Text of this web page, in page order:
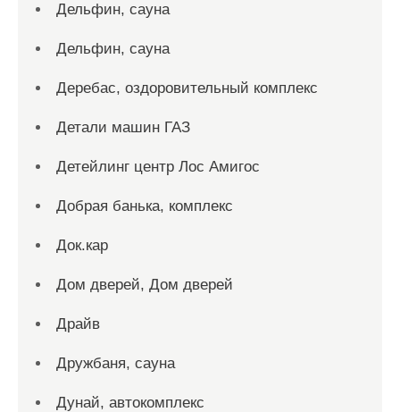
Дельфин, сауна
Дельфин, сауна
Деребас, оздоровительный комплекс
Детали машин ГАЗ
Детейлинг центр Лос Амигос
Добрая банька, комплекс
Док.кар
Дом дверей, Дом дверей
Драйв
Дружбаня, сауна
Дунай, автокомплекс